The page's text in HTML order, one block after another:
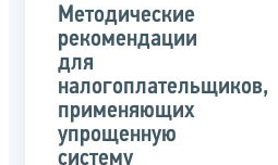
органом
указанного
Методические
рекомендации
для
налогоплательщиков,
применяющих
упрощенную
систему